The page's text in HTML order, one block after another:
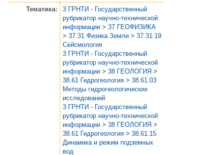
Тематика:
3 ГРНТИ - Государственный
рубрикатор научно-технической
информации > 37 ГЕОФИЗИКА
> 37.31 Физика Земли > 37.31.19
Сейсмология
3 ГРНТИ - Государственный
рубрикатор научно-технической
информации > 38 ГЕОЛОГИЯ >
38.61 Гидрогеология > 38.61.03
Методы гидрогеологических
исследований
3 ГРНТИ - Государственный
рубрикатор научно-технической
информации > 38 ГЕОЛОГИЯ >
38.61 Гидрогеология > 38.61.15
Динамика и режим подземных
вод